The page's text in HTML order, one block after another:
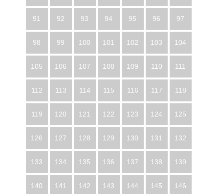
91 92 93 94 95 96 97
98 99 100 101 102 103 104
105 106 107 108 109 110 111
112 113 114 115 116 117 118
119 120 121 122 123 124 125
126 127 128 129 130 131 132
133 134 135 136 137 138 139
140 141 142 143 144 145 146